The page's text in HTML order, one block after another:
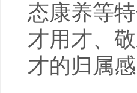
态康养等
才用才、
才的归属感